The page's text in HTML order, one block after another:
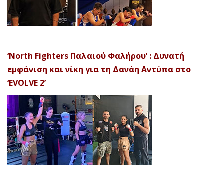
‘North Fighters Παλαιού Φαλήρου’ : Δυνατή
εμφάνιση και νίκη για τη Δανάη Αντύπα στο
‘EVOLVE 2’